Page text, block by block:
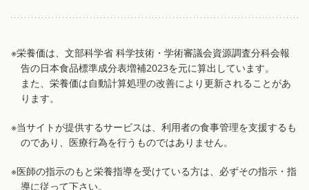
※栄養価は、文部科学省 科学技術・学術審議会資源調査分科会報
告の日本食品標準成分表増補2023を元に算出しています。
また、栄養価は自動計算処理の改善により更新されることがあ
ります。
※当サイトが提供するサービスは、利用者の食事管理を支援するも
のであり、医療行為を行うものではありません。
※医師の指示のもと栄養指導を受けている方は、必ずその指示・指
導に従って下さい。